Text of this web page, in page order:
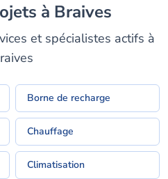
à Braives
et spécialistes actifs à
Borne de recharge
Chauffage
Climatisation